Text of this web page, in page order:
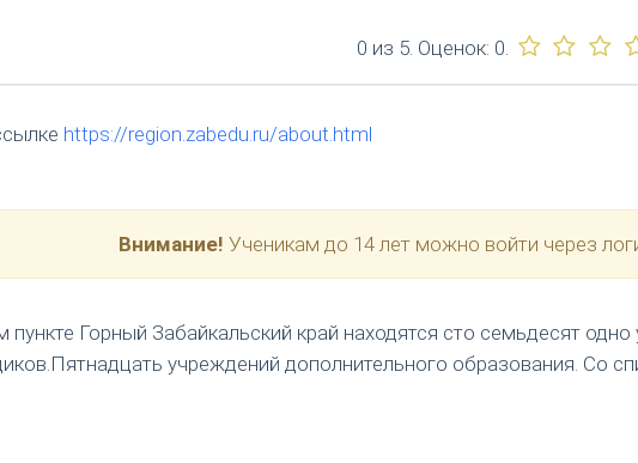
0 из 5. Оценок: 0
https://region.zabedu.ru/about.html
Внимание! Ученикам до 14 лет можно войти через
пункте Горный Забайкальский край находятся сто семьдесят
учреждений дополнительного образования. Со